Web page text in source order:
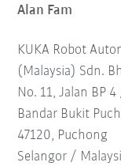
Alan Fam
KUKA Robot
(Malaysia) Sdn.
No. 11, Jalan BP
Bandar Bukit
47120, Puchong
Selangor /